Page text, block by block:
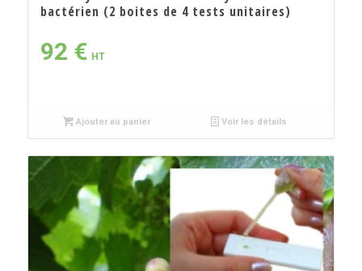
bactérien (2 boites de 4 tests unitaires)
92 € HT
Ajouter au panier Voir les détails